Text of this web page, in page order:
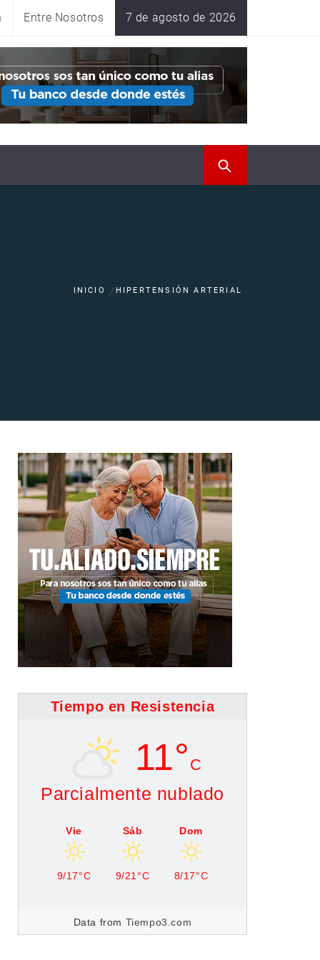
Entre Nosotros 7 de agosto de 2026
INICIO HIPERTENSIÓN ARTERIAL
Tiempo en Resistencia
11° C
Parcialmente nublado
Vie
9/17°C
Sáb
9/21°C
Dom
8/17°C
Data from Tiempo3.com